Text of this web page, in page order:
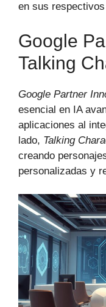
en sus
Google
Talking
Google Partner
esencial en IA
aplicaciones al
lado, Talking
creando
personalizadas y